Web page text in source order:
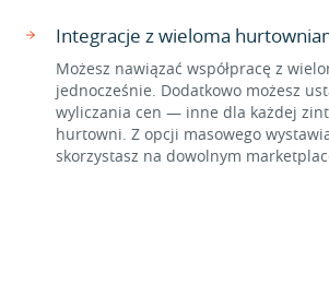
Integracje z wieloma
Możesz nawiązać współpracę z
jednocześnie. Dodatkowo możesz
wyliczania cen — inne dla każdej
hurtowni. Z opcji masowego
skorzystasz na dowolnym